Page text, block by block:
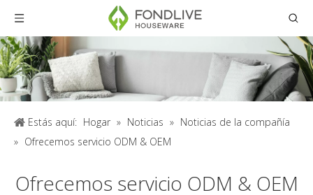
Estás aquí: Hogar » Noticias » Noticias de la compañía
» Ofrecemos servicio ODM & OEM
Ofrecemos servicio ODM & OEM